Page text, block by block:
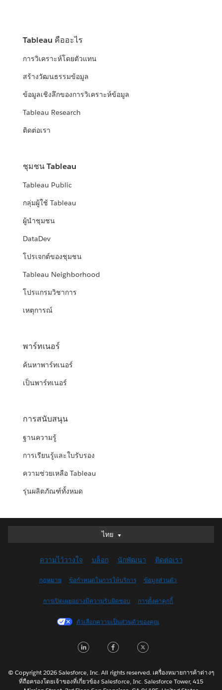
Tableau คืออะไร
การวิเคราะห์โดยตัวแทน
สร้างวัฒนธรรมข้อมูล
ข้อมูลเชิงลึกของการวิเคราะห์ข้อมูล
Tableau Research
ติดต่อเรา
ชุมชน Tableau
Tableau Public
กลุ่มผู้ใช้ Tableau
ผู้นำชุมชน
DataDev
โปรเจกต์ของชุมชน
Tableau Neighborhood
โปรแกรมวิชาการ
เหตุการณ์
พาร์ทเนอร์
ค้นหาพาร์ทเนอร์
เป็นพาร์ทเนอร์
การสนับสนุน
ฐานความรู้
การเรียนรู้และใบรับรอง
ความช่วยเหลือ Tableau
รุ่นผลิตภัณฑ์ทั้งหมด
ไทย
ไทย
English (UK)
English (US)
Français (Canada)
Français (France)
日本語
Nederlands
Português
ความไว้วางใจ บล็อก นักพัฒนา ติดต่อเรา
กฎหมาย ข้อกำหนดในการให้บริการ ข้อมูลส่วนตัว
การเปิดเผยอย่างมีความรับผิดชอบ การตั้งค่าคุกกี้
ตัวเลือกความเป็นส่วนตัวของคุณ
n c i
© Copyright 2026 Salesforce, Inc. All rights reserved. เครื่องหมายการค้าต่างๆ
ที่ถือครองโดยเจ้าของที่เกี่ยวข้อง Salesforce, Inc. Salesforce Tower, 415